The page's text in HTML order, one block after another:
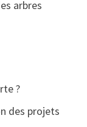
arbres
?
des projets